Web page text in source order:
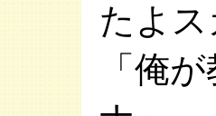
たよス
「俺